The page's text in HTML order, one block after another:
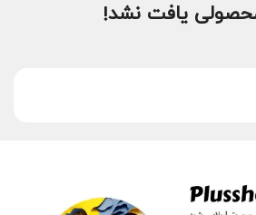
یافت نشد!